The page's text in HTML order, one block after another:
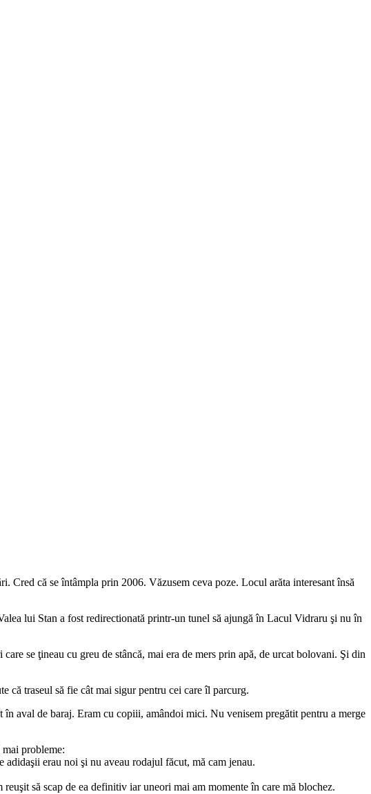
că se întâmpla prin 2006. Văzusem ceva poze. Locul arăta interesant însă
lui Stan a fost redirectionată printr-un tunel să ajungă în Lacul Vidraru şi nu în
se ţineau cu greu de stâncă, mai era de mers prin apă, de urcat bolovani. Şi din
că traseul să fie cât mai sigur pentru cei care îl parcurg.
aval de baraj. Eram cu copiii, amândoi mici. Nu venisem pregătit pentru a merge
probleme:
erau noi şi nu aveau rodajul făcut, mă cam jenau.
să scap de ea definitiv iar uneori mai am momente în care mă blochez.